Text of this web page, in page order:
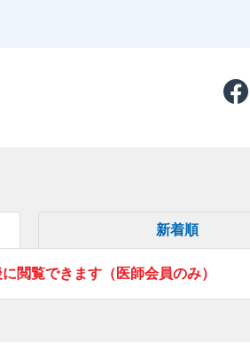
新着順
閲覧できます（医師会員のみ）